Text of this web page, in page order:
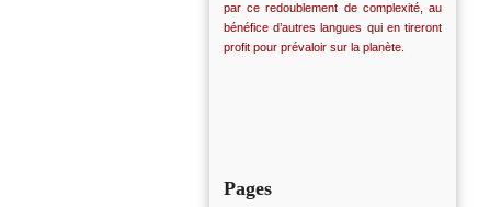
par ce redoublement de complexité, au
bénéfice d’autres langues qui en tireront
profit pour prévaloir sur la planète.
Pages